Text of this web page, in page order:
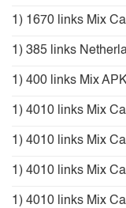
1) 1670 links Mix
1) 385 links
1) 400 links Mix
1) 4010 links Mix
1) 4010 links Mix
1) 4010 links Mix
1) 4010 links Mix